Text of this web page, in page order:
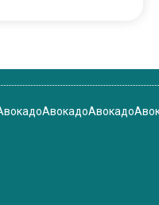
АвокадоАвокадо